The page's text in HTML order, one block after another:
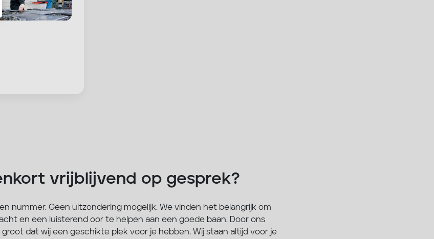
vrijblijvend op gesprek?
nummer. Geen uitzondering mogelijk. We vinden het belangrijk om
en een luisterend oor te helpen aan een goede baan. Door ons
dat wij een geschikte plek voor je hebben. Wij staan altijd voor je